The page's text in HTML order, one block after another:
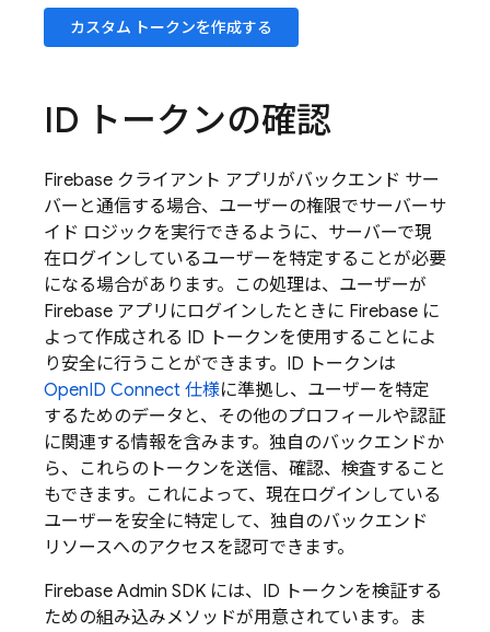
カスタム トークンを作成する
ID トークンの確認
Firebase クライアント アプリがバックエンド サー
バーと通信する場合、ユーザーの権限でサーバーサ
イド ロジックを実行できるように、サーバーで現
在ログインしているユーザーを特定することが必要
になる場合があります。この処理は、ユーザーが
Firebase アプリにログインしたときに Firebase に
よって作成される ID トークンを使用することによ
り安全に行うことができます。ID トークンは
OpenID Connect 仕様に準拠し、ユーザーを特定
するためのデータと、その他のプロフィールや認証
に関連する情報を含みます。独自のバックエンドか
ら、これらのトークンを送信、確認、検査すること
もできます。これによって、現在ログインしている
ユーザーを安全に特定して、独自のバックエンド
リソースへのアクセスを認可できます。
Firebase Admin SDK には、ID トークンを検証する
ための組み込みメソッドが用意されています。ま